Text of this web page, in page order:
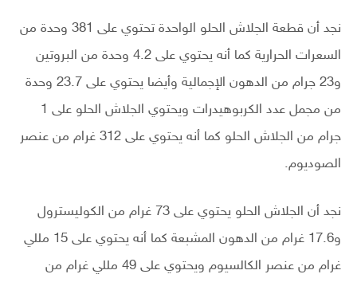
نجد أن قطعة الجلاش الحلو الواحدة تحتوي على 381 وحدة من
السعرات الحرارية كما أنه يحتوي على 4.2 وحدة من البروتين
و23 جرام من الدهون الإجمالية وأيضا يحتوي على 23.7 وحدة
من مجمل عدد الكربوهيدرات ويحتوي الجلاش الحلو على 1
جرام من الجلاش الحلو كما أنه يحتوي على 312 غرام من عنصر
الصوديوم.
نجد أن الجلاش الحلو يحتوي على 73 غرام من الكوليسترول
و17.6 غرام من الدهون المشبعة كما أنه يحتوي على 15 مللي
غرام من عنصر الكالسيوم ويحتوي على 49 مللي غرام من